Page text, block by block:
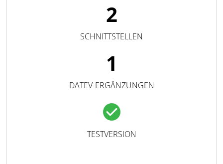
2
SCHNITTSTELLEN
1
DATEV-ERGÄNZUNGEN
TESTVERSION